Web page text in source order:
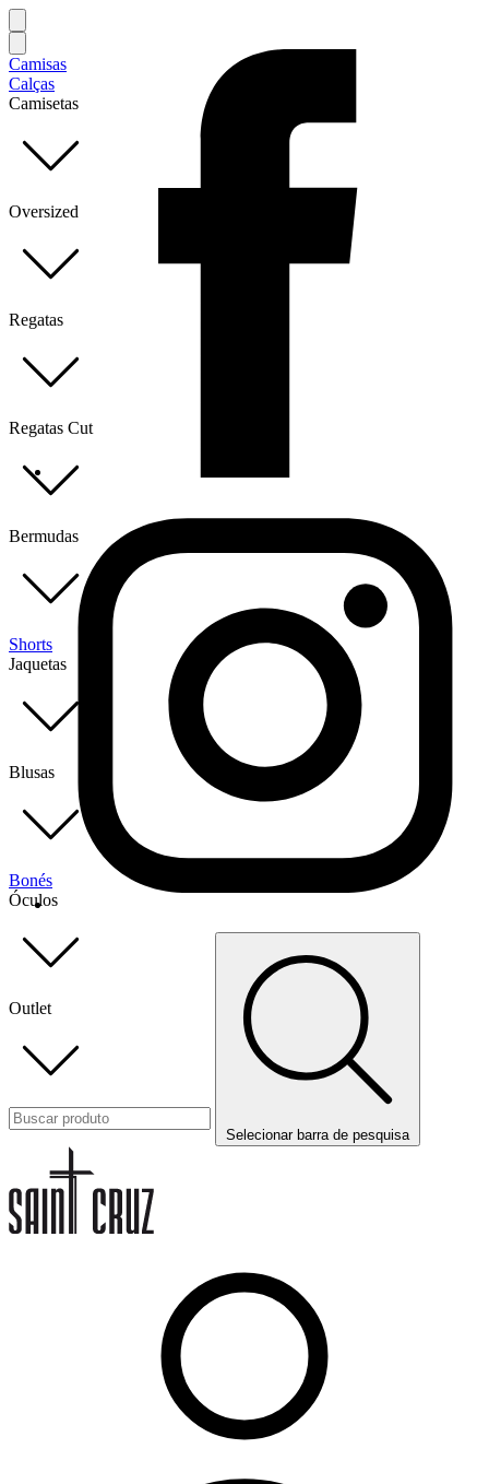
Camisas
Calças
Camisetas
Oversized
Regatas
Regatas Cut
Bermudas
Shorts
Jaquetas
Blusas
Bonés
Óculos
Outlet
Selecionar barra de pesquisa